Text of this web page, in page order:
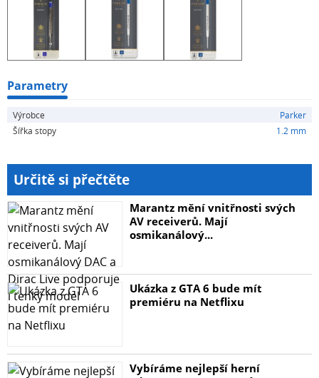
Parametry
Výrobce
Parker
Šířka stopy
1.2 mm
Určitě si přečtěte
Marantz mění vnitřnosti svých
AV receiverů. Mají
osmikanálový...
Ukázka z GTA 6 bude mít
premiéru na Netflixu
Vybíráme nejlepší herní